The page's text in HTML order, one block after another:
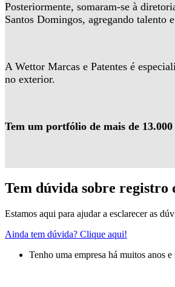
Posteriormente, somaram-se à
Santos Domingos, agregando talento
A Wettor Marcas e Patentes é
no exterior.
Tem um portfólio de mais de
Tem dúvida sobre registro
Estamos aqui para ajudar a esclarecer as
Ainda tem dúvida? Clique aqui!
Tenho uma empresa há muitos anos